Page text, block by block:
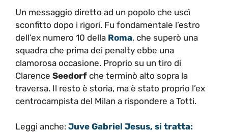
Un messaggio diretto ad un popolo che uscì
sconfitto dopo i rigori. Fu fondamentale l’estro
dell’ex numero 10 della Roma, che superò una
squadra che prima dei penalty ebbe una
clamorosa occasione. Proprio su un tiro di
Clarence Seedorf che terminò alto sopra la
traversa. Il resto è storia, ma è stato proprio l’ex
centrocampista del Milan a rispondere a Totti.
Leggi anche: Juve Gabriel Jesus, si tratta: